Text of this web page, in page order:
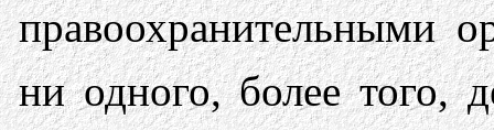
правоохранительными
ни одного, более того,